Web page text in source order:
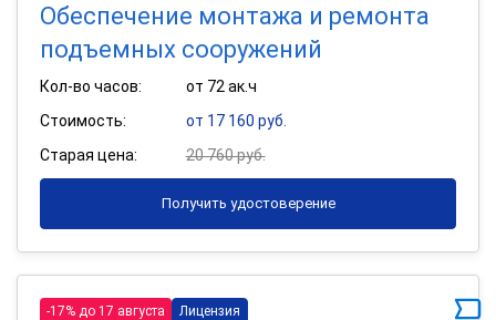
Обеспечение монтажа и ремонта
подъемных сооружений
Кол-во часов:
от 72 ак.ч
Стоимость:
от 17 160 руб.
Старая цена:
20 760 руб.
Получить удостоверение
-17% до 17 августа Лицензия